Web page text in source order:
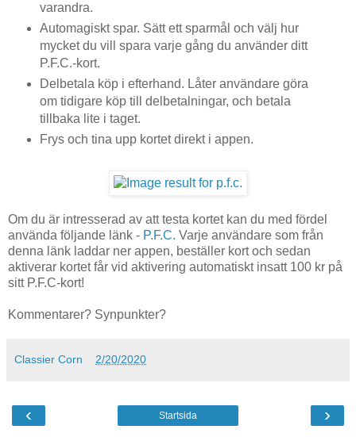
varandra.
Automagiskt spar. Sätt ett sparmål och välj hur
mycket du vill spara varje gång du använder ditt
P.F.C.-kort.
Delbetala köp i efterhand. Låter användare göra
om tidigare köp till delbetalningar, och betala
tillbaka lite i taget.
Frys och tina upp kortet direkt i appen.
Om du är intresserad av att testa kortet kan du med fördel
använda följande länk - P.F.C. Varje användare som från
denna länk laddar ner appen, beställer kort och sedan
aktiverar kortet får vid aktivering automatiskt insatt 100 kr på
sitt P.F.C-kort!
Kommentarer? Synpunkter?
Classier Corn 2/20/2020
‹ ›
Startsida